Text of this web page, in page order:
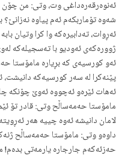
ئەنوەرقەرەداغی وت، وتی: من چۆن
شەوە تۆماربکەم ئەم پیاوە
ئەڕوات، تەدابیرەکە وا کرا وتیان
ژوورەکەی ئەودیو با تەسجیلەکە
ئەو کورسیەی کە بڕیارە مامۆستا
پێنەکرا لە سەر کورسیەکە دانیشت،
ئەهات ئێرەو ئەچووە ئەوێ چۆنکە
مامۆستا حەمەساڵح وتی: قادر تۆ
لامان دانیشە ئەوە چییە هەر
داوەو وتی: مامۆستا حەمەساڵح
حەزئەکەم جارجارە یارمەتی بدەم!